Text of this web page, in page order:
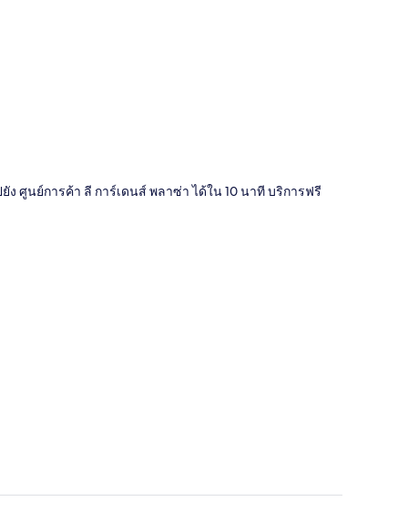
ง ศูนย์การค้า ลี การ์เดนส์ พลาซ่า ได้ใน 10 นาที บริการฟรี